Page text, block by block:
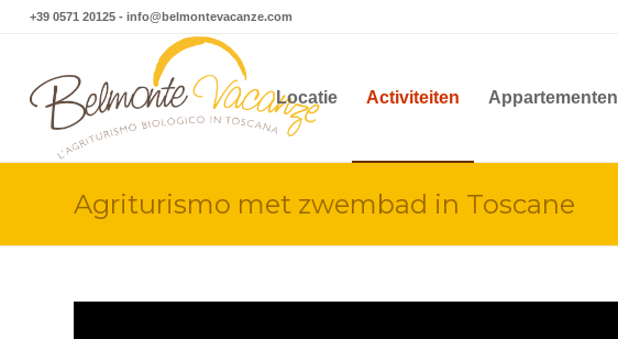
+39 0571 20125- info@belmontevacanze.com
Locatie Activiteiten Appartementen
Agriturismo met zwembad in Toscane